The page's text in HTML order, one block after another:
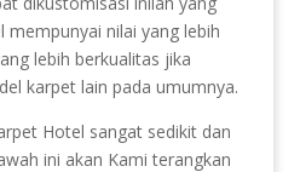
nilai yang lebih
lebih berkualitas jika
karpet lain pada umumnya.
Hotel sangat sedikit dan
ini akan Kami terangkan